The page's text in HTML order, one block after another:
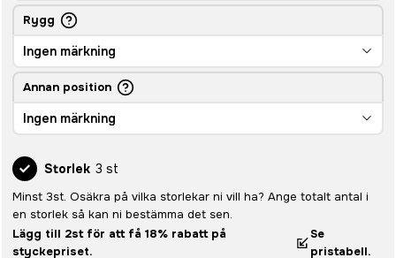
Rygg
Ingen märkning
Annan position
Ingen märkning
Storlek 3 st
Minst 3st. Osäkra på vilka storlekar ni vill ha? Ange totalt antal i
en storlek så kan ni bestämma det sen.
Lägg till 2st för att få 18% rabatt på
styckepriset.
Se
pristabell.